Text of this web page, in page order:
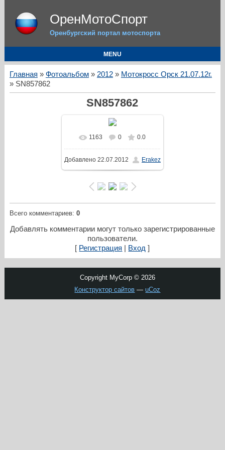
ОренМотоСпорт
Оренбургский портал мотоспорта
MENU
Главная » Фотоальбом» 2012» Мотокросс Орск 21.07.12г.
» SN857862
SN857862
1163 0 0.0
Добавлено22.07.2012 Erakez
Всего комментариев: 0
Добавлять комментарии могут только зарегистрированные
пользователи.
[ Регистрация Вход ]
Copyright MyCorp © 2026
Конструктор сайтов —uCoz